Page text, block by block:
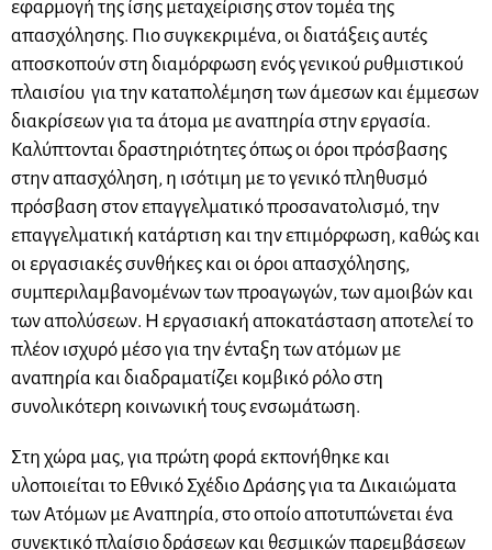
εφαρμογή της ίσης μεταχείρισης στον τομέα της
απασχόλησης. Πιο συγκεκριμένα, οι διατάξεις αυτές
αποσκοπούν στη διαμόρφωση ενός γενικού ρυθμιστικού
πλαισίου για την καταπολέμηση των άμεσων και έμμεσων
διακρίσεων για τα άτομα με αναπηρία στην εργασία.
Καλύπτονται δραστηριότητες όπως οι όροι πρόσβασης
στην απασχόληση, η ισότιμη με το γενικό πληθυσμό
πρόσβαση στον επαγγελματικό προσανατολισμό, την
επαγγελματική κατάρτιση και την επιμόρφωση, καθώς και
οι εργασιακές συνθήκες και οι όροι απασχόλησης,
συμπεριλαμβανομένων των προαγωγών, των αμοιβών και
των απολύσεων. Η εργασιακή αποκατάσταση αποτελεί το
πλέον ισχυρό μέσο για την ένταξη των ατόμων με
αναπηρία και διαδραματίζει κομβικό ρόλο στη
συνολικότερη κοινωνική τους ενσωμάτωση.
Στη χώρα μας, για πρώτη φορά εκπονήθηκε και
υλοποιείται το Εθνικό Σχέδιο Δράσης για τα Δικαιώματα
των Ατόμων με Αναπηρία, στο οποίο αποτυπώνεται ένα
συνεκτικό πλαίσιο δράσεων και θεσμικών παρεμβάσεων